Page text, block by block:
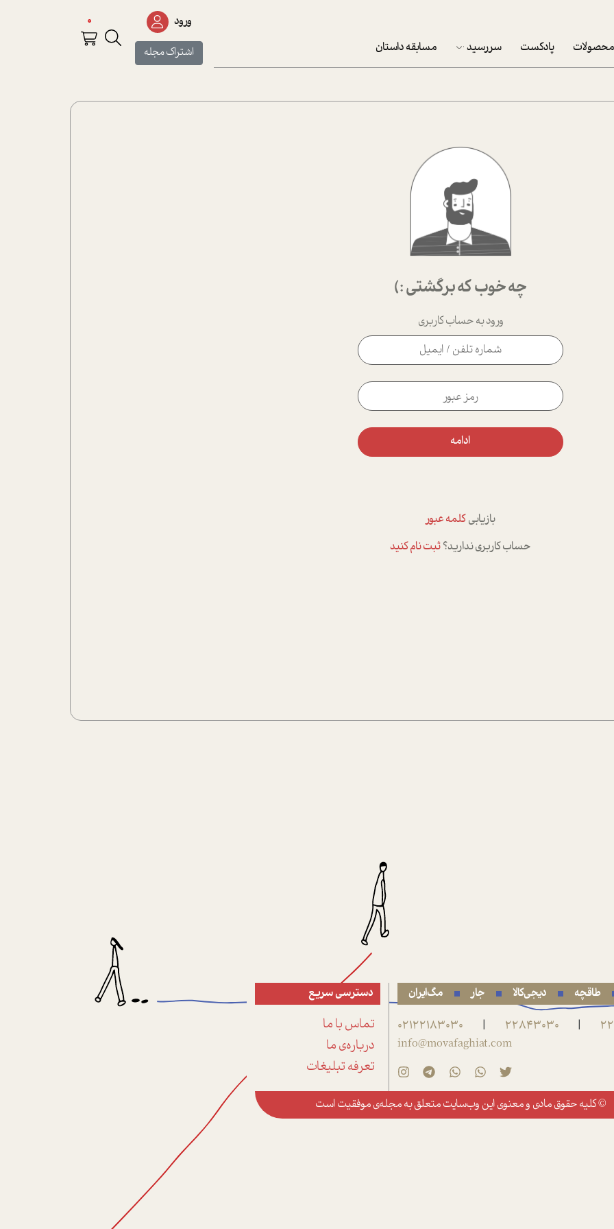
محصولات پادکست سررسید
پکيج نوروزي موفقيت
تقویم رومیزی
تقویم دیواری
مسابقه داستان
ورود
اشتراک مجله
0
چه خوب که برگشتی :)
ورود به حساب کاربری
ادامه
بازیابیکلمه عبور
حساب کاربری ندارید؟ثبت نام کنید
طاقچه دیجی‌کالا جار مگ‌ایران
|
22843030
|
02122183030
info@movafaghiat.com
دسترسی سریع
تماس با ما
درباره‌ی ما
تعرفه تبلیغات
© کلیه حقوق مادی و معنوی این وب‌سایت متعلق بهمجله‌ی موفقیتاست